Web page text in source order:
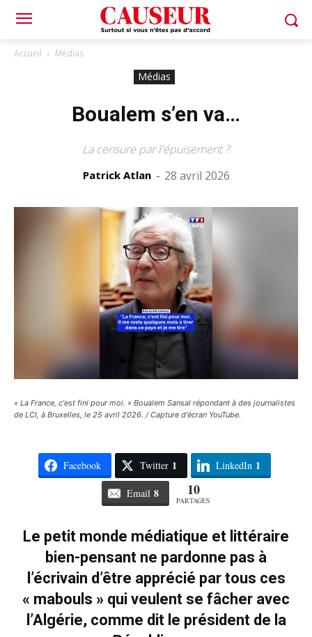
Accueil Médias
Médias
Boualem s’en va…
La censure par l'épuisement ?
Patrick Atlan - 28 avril 2026
« La France, c'est fini pour moi. » Boualem Sansal répondant à des journalistes
de LCI, à Bruxelles, le 25 avril 2026. / Capture d'écran YouTube.
Facebook Twitter 1 LinkedIn 1
Email 8 10
PARTAGES
Le petit monde médiatique et littéraire
bien-pensant ne pardonne pas à
l’écrivain d’être apprécié par tous ces
« mabouls » qui veulent se fâcher avec
l’Algérie, comme dit le président de la